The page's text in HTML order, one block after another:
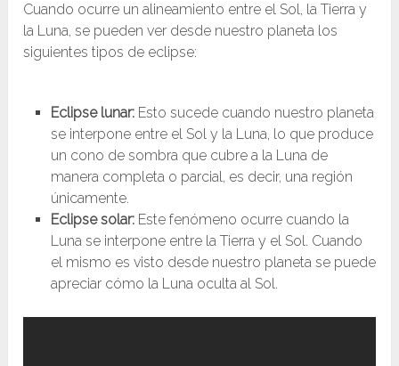
Cuando ocurre un alineamiento entre el Sol, la Tierra y
la Luna, se pueden ver desde nuestro planeta los
siguientes tipos de eclipse:
Eclipse lunar:Esto sucede cuando nuestro planeta
se interpone entre el Sol y la Luna, lo que produce
un cono de sombra que cubre a la Luna de
manera completa o parcial, es decir, una región
únicamente.
Eclipse solar: Este fenómeno ocurre cuando la
Luna se interpone entre la Tierra y el Sol. Cuando
el mismo es visto desde nuestro planeta se puede
apreciar cómo la Luna oculta al Sol.